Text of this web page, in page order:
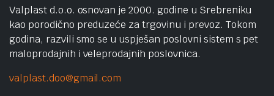
Valplast d.o.o. osnovan je 2000. godine u Srebreniku
kao porodično preduzeće za trgovinu i prevoz. Tokom
godina, razvili smo se u uspješan poslovni sistem s pet
maloprodajnih i veleprodajnih poslovnica.
valplast.doo@gmail.com